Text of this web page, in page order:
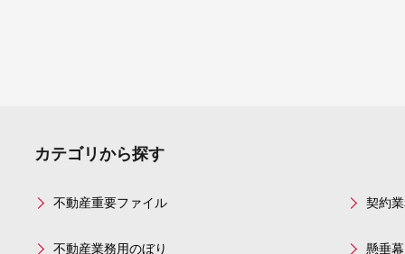
カテゴリから探す
不動産重要ファイル 契約
不動産業務用のぼり 懸垂